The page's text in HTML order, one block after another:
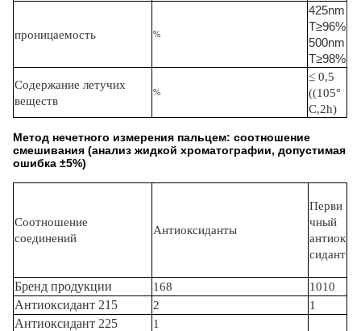
проницаемость %
425nm
T≥96%
500nm
T≥98%
Содержание летучих
веществ
%
≤ 0,5
((105°
C,2h)
Метод нечетного измерения пальцем: соотношение
смешивания (анализ жидкой хроматографии, допустимая
ошибка ±5%)
Соотношение
соединений
Антиоксиданты
Перви
чный
антиок
сидант
Бренд продукции 168 1010
Антиоксидант 215 2 1
Антиоксидант 225 1